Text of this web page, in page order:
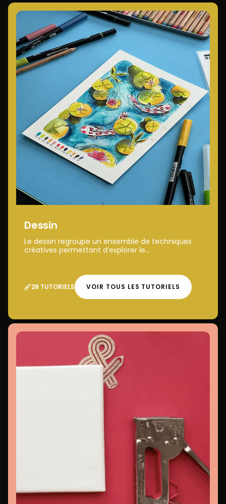
Dessin
Le dessin regroupe un ensemble de techniques
créatives permettant d’explorer le...
28 TUTORIELS VOIR TOUS LES TUTORIELS